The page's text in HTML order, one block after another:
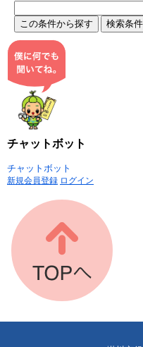
チャットボット
チャットボット
新規会員登録 ログイン